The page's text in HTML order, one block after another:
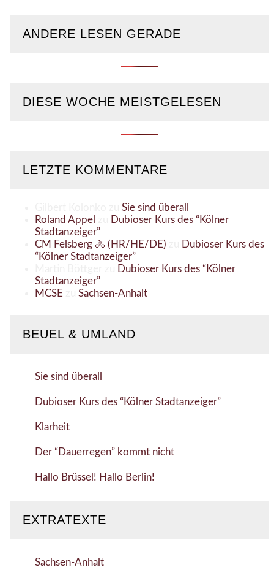
ANDERE LESEN GERADE
DIESE WOCHE MEISTGELESEN
LETZTE KOMMENTARE
Sie sind überall
Roland Appel
Dubioser Kurs des “Kölner
Stadtanzeiger”
CM Felsberg 🚴 (HR/HE/DE)
Dubioser Kurs des
“Kölner Stadtanzeiger”
Dubioser Kurs des “Kölner
Stadtanzeiger”
MCSE
Sachsen-Anhalt
BEUEL & UMLAND
Sie sind überall
Dubioser Kurs des “Kölner Stadtanzeiger”
Klarheit
Der “Dauerregen” kommt nicht
Hallo Brüssel! Hallo Berlin!
EXTRATEXTE
Sachsen-Anhalt